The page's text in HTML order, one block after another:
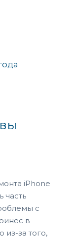
iPhone
часть
с
в
из-за того,